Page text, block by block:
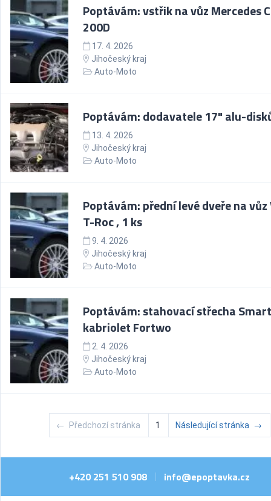
Poptávám: vstřik na vůz Mercedes C
200D
17. 4. 2026
Jihočeský kraj
Auto-Moto
Poptávám: dodavatele 17" alu-
13. 4. 2026
Jihočeský kraj
Auto-Moto
Poptávám: přední levé dveře na vůz
T-Roc , 1 ks
9. 4. 2026
Jihočeský kraj
Auto-Moto
Poptávám: stahovací střecha Smart
kabriolet Fortwo
2. 4. 2026
Jihočeský kraj
Auto-Moto
← Předchozí stránka 1 Následující stránka →
+420 251 510 908 | info@epoptavka.cz